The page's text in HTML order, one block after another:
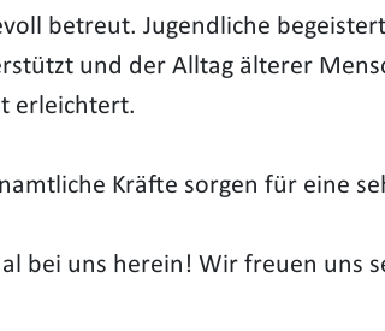
betreut. Jugendliche
und der Alltag älterer
erleichtert.
Kräfte sorgen für eine
bei uns herein! Wir freuen uns